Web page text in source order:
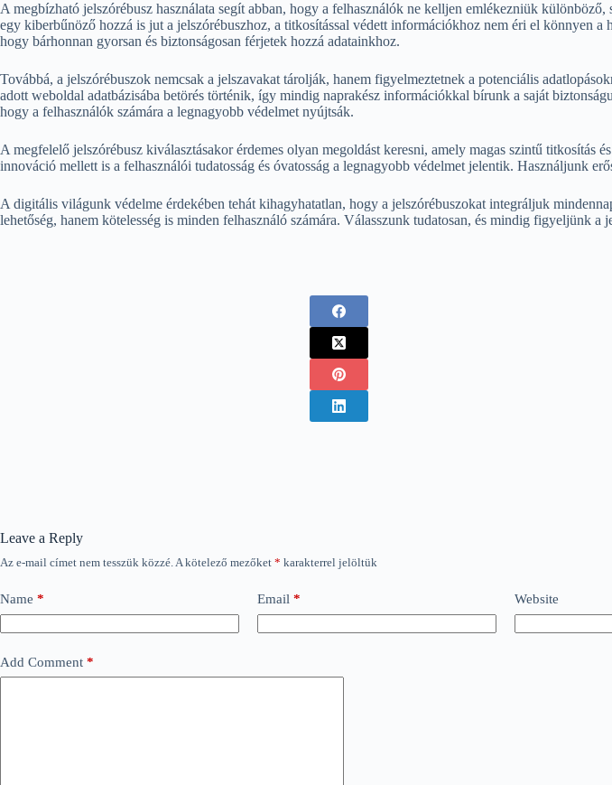
A megbízható jelszórébusz használata segít abban, hogy a felhasználók ne kelljen emlékezniük
egy kiberbűnöző hozzá is jut a jelszórébuszhoz, a titkosítással védett információkhoz nem éri el könnyen
hogy bárhonnan gyorsan és biztonságosan férjetek hozzá adatainkhoz.
Továbbá, a jelszórébuszok nemcsak a jelszavakat tárolják, hanem figyelmeztetnek a potenciális
adott weboldal adatbázisába betörés történik, így mindig naprakész információkkal bírunk a saját
hogy a felhasználók számára a legnagyobb védelmet nyújtsák.
A megfelelő jelszórébusz kiválasztásakor érdemes olyan megoldást keresni, amely magas szintű
innováció mellett is a felhasználói tudatosság és óvatosság a legnagyobb védelmet jelentik. Használjunk
A digitális világunk védelme érdekében tehát kihagyhatatlan, hogy a jelszórébuszokat integráljuk
lehetőség, hanem kötelesség is minden felhasználó számára. Válasszunk tudatosan, és mindig figyeljünk
Leave a Reply
Az e-mail címet nem tesszük közzé.A kötelező mezőket * karakterrel jelöltük
Name * Email * Website
Add Comment *